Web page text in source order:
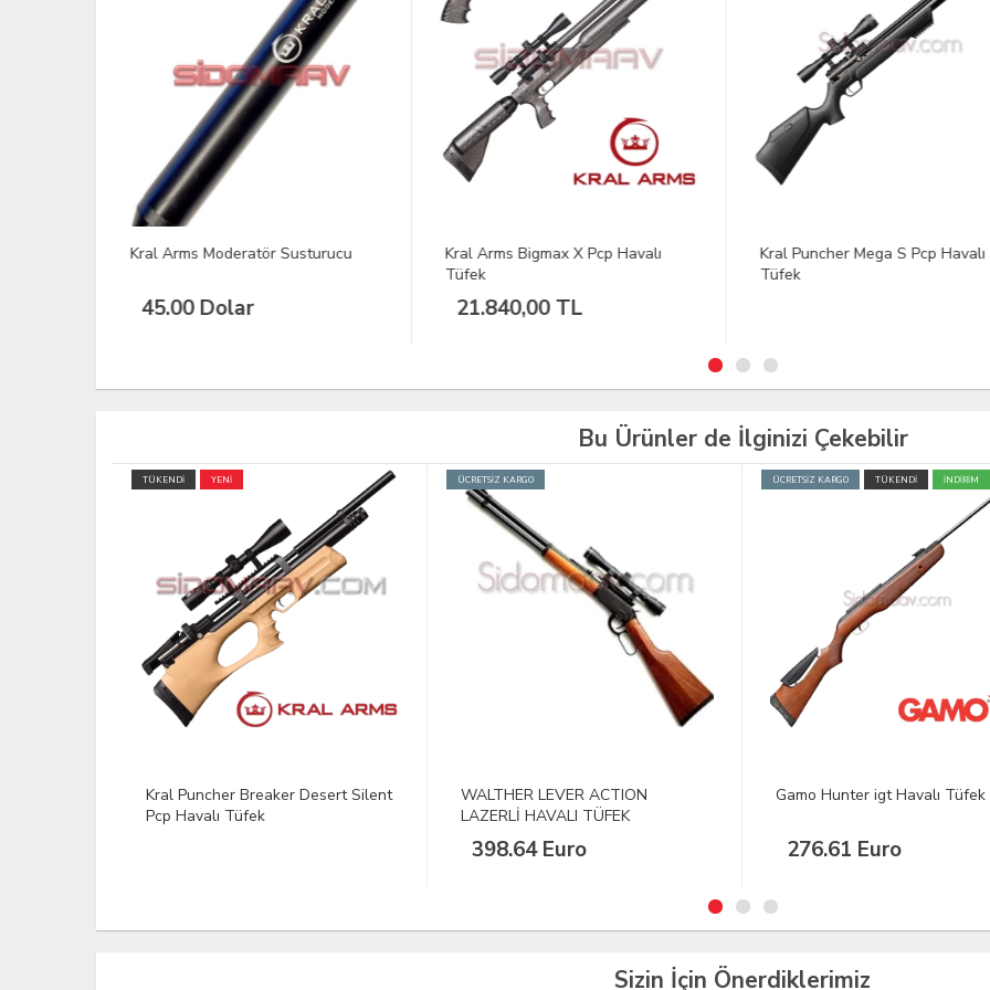
Kral Arms Bigmax X Pcp Havalı
21.840,00 TL
Kral Puncher Mega S Pcp Havalı
Tüfek
Kral Arms Puncher Maxi W Pcp
Havalı Tüfek
Bu Ürünler de İlginizi Çekebilir
ÜCRETSİZ KARGO
WALTHER LEVER ACTION
LAZERLİ HAVALI TÜFEK
ÜCRETSİZ KARGO
Gamo Hunter igt Havalı Tüfek
276.61 Euro
TÜKENDİ
Kral Arms Puncher Np 02
16.120,00 TL
Sizin İçin Önerdiklerimiz